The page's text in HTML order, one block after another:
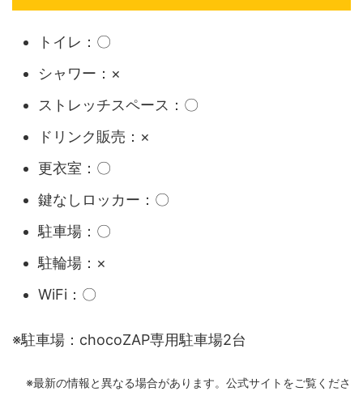
トイレ：〇
シャワー：×
ストレッチスペース：〇
ドリンク販売：×
更衣室：〇
鍵なしロッカー：〇
駐車場：〇
駐輪場：×
WiFi：〇
※駐車場：chocoZAP専用駐車場2台
※最新の情報と異なる場合があります。公式サイトをご覧くださ